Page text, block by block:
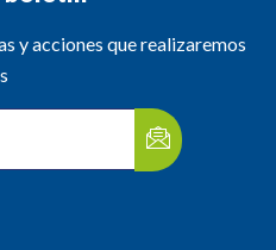
y acciones que realizaremos